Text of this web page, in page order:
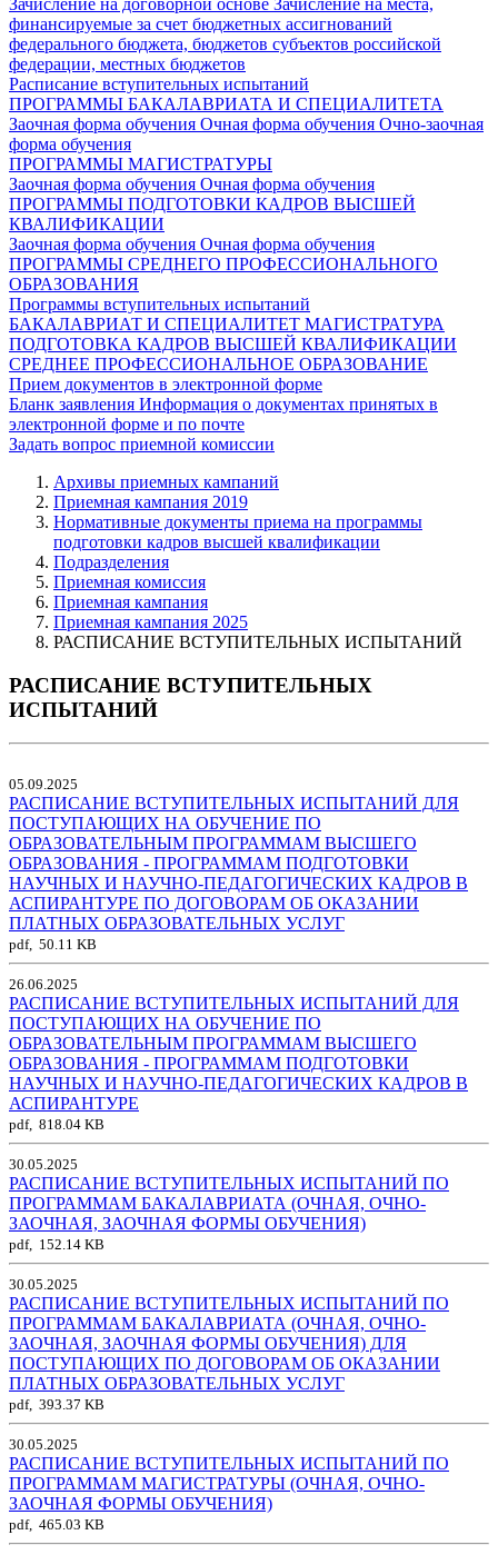
финансируемые за счет бюджетных ассигнований
федерального бюджета, бюджетов субъектов российской
федерации, местных бюджетов
Расписание вступительных испытаний
ПРОГРАММЫ БАКАЛАВРИАТА И СПЕЦИАЛИТЕТА
Заочная форма обучения Очная форма обучения Очно-заочная
форма обучения
ПРОГРАММЫ МАГИСТРАТУРЫ
Заочная форма обучения Очная форма обучения
ПРОГРАММЫ ПОДГОТОВКИ КАДРОВ ВЫСШЕЙ
КВАЛИФИКАЦИИ
Заочная форма обучения Очная форма обучения
ПРОГРАММЫ СРЕДНЕГО ПРОФЕССИОНАЛЬНОГО
ОБРАЗОВАНИЯ
Программы вступительных испытаний
БАКАЛАВРИАТ И СПЕЦИАЛИТЕТ МАГИСТРАТУРА
ПОДГОТОВКА КАДРОВ ВЫСШЕЙ КВАЛИФИКАЦИИ
СРЕДНЕЕ ПРОФЕССИОНАЛЬНОЕ ОБРАЗОВАНИЕ
Прием документов в электронной форме
Бланк заявления Информация о документах принятых в
электронной форме и по почте
Задать вопрос приемной комиссии
Архивы приемных кампаний
Приемная кампания 2019
Нормативные документы приема на программы
подготовки кадров высшей квалификации
Подразделения
Приемная комиссия
Приемная кампания
Приемная кампания 2025
РАСПИСАНИЕ ВСТУПИТЕЛЬНЫХ ИСПЫТАНИЙ
РАСПИСАНИЕ ВСТУПИТЕЛЬНЫХ
ИСПЫТАНИЙ
05.09.2025
РАСПИСАНИЕ ВСТУПИТЕЛЬНЫХ ИСПЫТАНИЙ ДЛЯ
ПОСТУПАЮЩИХ НА ОБУЧЕНИЕ ПО
ОБРАЗОВАТЕЛЬНЫМ ПРОГРАММАМ ВЫСШЕГО
ОБРАЗОВАНИЯ - ПРОГРАММАМ ПОДГОТОВКИ
НАУЧНЫХ И НАУЧНО-ПЕДАГОГИЧЕСКИХ КАДРОВ В
АСПИРАНТУРЕ ПО ДОГОВОРАМ ОБ ОКАЗАНИИ
ПЛАТНЫХ ОБРАЗОВАТЕЛЬНЫХ УСЛУГ
pdf, 50.11 KB
26.06.2025
РАСПИСАНИЕ ВСТУПИТЕЛЬНЫХ ИСПЫТАНИЙ ДЛЯ
ПОСТУПАЮЩИХ НА ОБУЧЕНИЕ ПО
ОБРАЗОВАТЕЛЬНЫМ ПРОГРАММАМ ВЫСШЕГО
ОБРАЗОВАНИЯ - ПРОГРАММАМ ПОДГОТОВКИ
НАУЧНЫХ И НАУЧНО-ПЕДАГОГИЧЕСКИХ КАДРОВ В
АСПИРАНТУРЕ
pdf, 818.04 KB
30.05.2025
РАСПИСАНИЕ ВСТУПИТЕЛЬНЫХ ИСПЫТАНИЙ ПО
ПРОГРАММАМ БАКАЛАВРИАТА (ОЧНАЯ, ОЧНО-
ЗАОЧНАЯ, ЗАОЧНАЯ ФОРМЫ ОБУЧЕНИЯ)
pdf, 152.14 KB
30.05.2025
РАСПИСАНИЕ ВСТУПИТЕЛЬНЫХ ИСПЫТАНИЙ ПО
ПРОГРАММАМ БАКАЛАВРИАТА (ОЧНАЯ, ОЧНО-
ЗАОЧНАЯ, ЗАОЧНАЯ ФОРМЫ ОБУЧЕНИЯ) ДЛЯ
ПОСТУПАЮЩИХ ПО ДОГОВОРАМ ОБ ОКАЗАНИИ
ПЛАТНЫХ ОБРАЗОВАТЕЛЬНЫХ УСЛУГ
pdf, 393.37 KB
30.05.2025
РАСПИСАНИЕ ВСТУПИТЕЛЬНЫХ ИСПЫТАНИЙ ПО
ПРОГРАММАМ МАГИСТРАТУРЫ (ОЧНАЯ, ОЧНО-
ЗАОЧНАЯ ФОРМЫ ОБУЧЕНИЯ)
pdf, 465.03 KB